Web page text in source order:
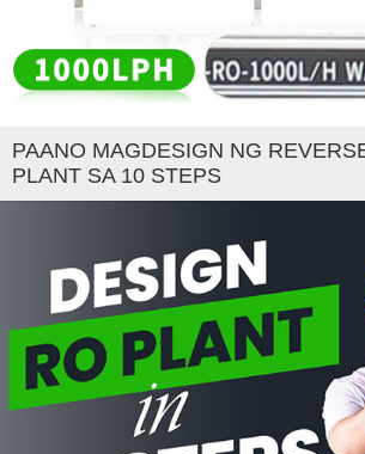
PAANO MAGDESIGN NG
PLANT SA 10 STEPS